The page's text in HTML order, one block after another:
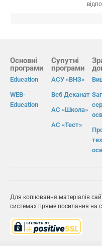
Основні
програми
Education
WEB-
Education
Супутні
програми
АСУ «ВНЗ»
Веб Деканат
АС «Школа»
АС «Тест»
Для копіювання матеріалів
системах пряме посилання на